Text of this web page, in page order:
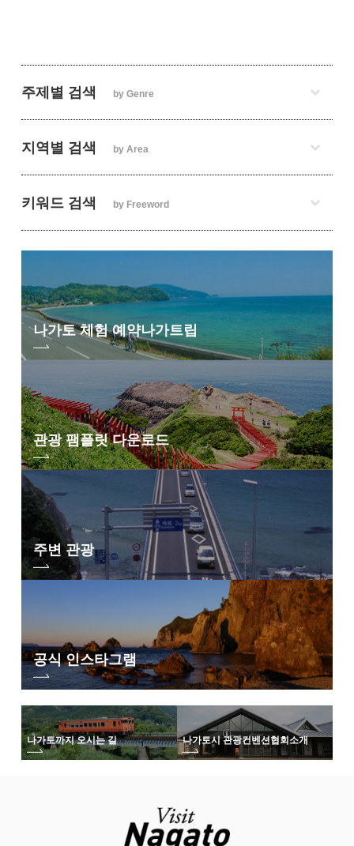
주제별 검색 by Genre
지역별 검색 by Area
키워드 검색 by Freeword
나가토 체험 예약나가트립
관광 팸플릿 다운로드
주변 관광
공식 인스타그램
나가토까지 오시는 길 나가토시 관광컨벤션협회소개